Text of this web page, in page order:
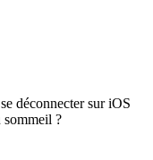
déconnecter sur iOS
sommeil ?